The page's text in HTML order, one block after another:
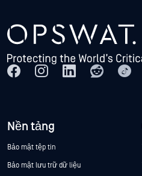
Nền tảng
Bảo mật tệp tin
Bảo mật lưu trữ dữ liệu